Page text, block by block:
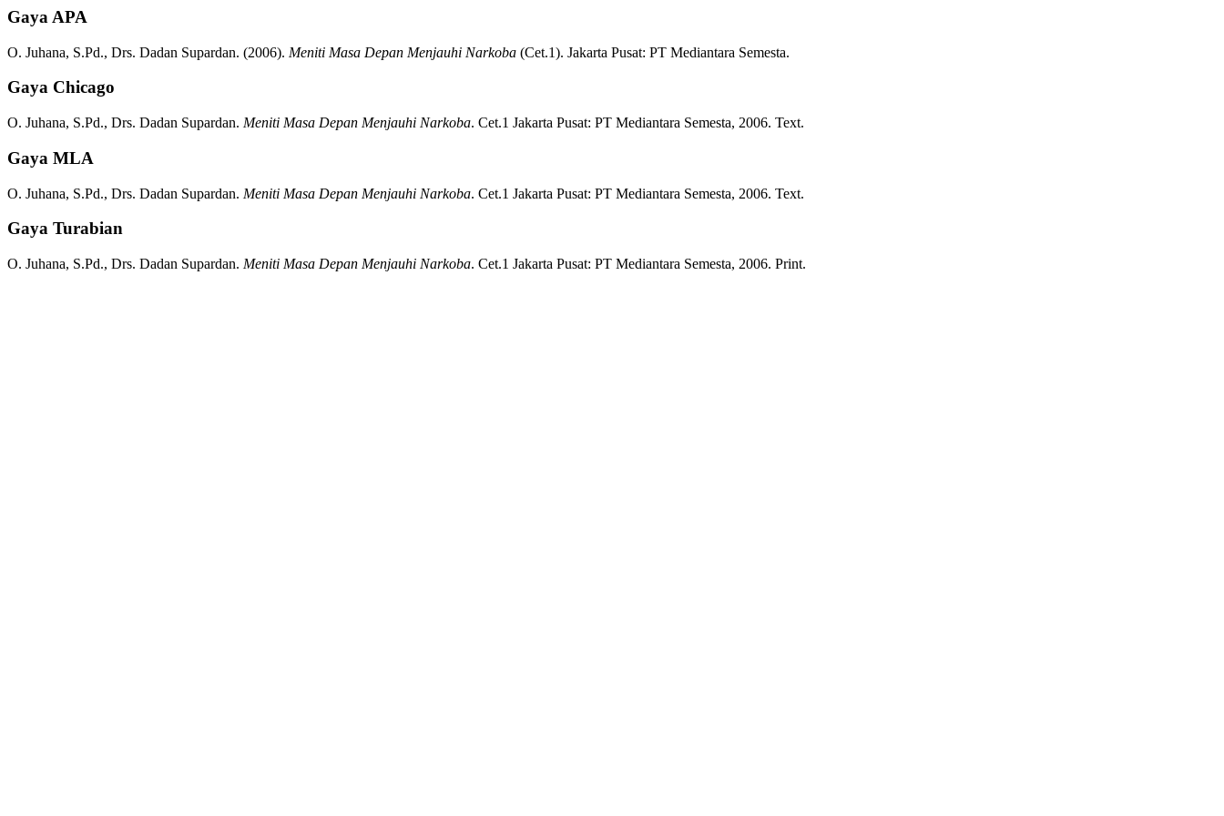
Gaya APA
O. Juhana, S.Pd., Drs. Dadan Supardan. (2006). Meniti Masa Depan Menjauhi Narkoba (Cet.1). Jakarta Pusat: PT Mediantara Semesta.
Gaya Chicago
O. Juhana, S.Pd., Drs. Dadan Supardan. Meniti Masa Depan Menjauhi Narkoba. Cet.1 Jakarta Pusat: PT Mediantara Semesta, 2006. Text.
Gaya MLA
O. Juhana, S.Pd., Drs. Dadan Supardan. Meniti Masa Depan Menjauhi Narkoba. Cet.1 Jakarta Pusat: PT Mediantara Semesta, 2006. Text.
Gaya Turabian
O. Juhana, S.Pd., Drs. Dadan Supardan. Meniti Masa Depan Menjauhi Narkoba. Cet.1 Jakarta Pusat: PT Mediantara Semesta, 2006. Print.